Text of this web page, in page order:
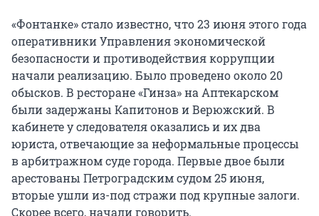
«Фонтанке» стало известно, что 23 июня этого года
оперативники Управления экономической
безопасности и противодействия коррупции
начали реализацию. Было проведено около 20
обысков. В ресторане «Гинза» на Аптекарском
были задержаны Капитонов и Верюжский. В
кабинете у следователя оказались и их два
юриста, отвечающие за неформальные процессы
в арбитражном суде города. Первые двое были
арестованы Петроградским судом 25 июня,
вторые ушли из-под стражи под крупные залоги.
Скорее всего, начали говорить.